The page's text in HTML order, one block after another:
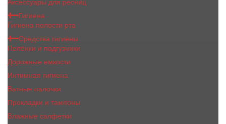
Аксессуары для ресниц
Гигиена
Гигиена полости рта
Средства гигиены
Пелёнки и подгузники
Дорожные ёмкости
Интимная гигиена
Ватные палочки
Прокладки и тампоны
Влажные салфетки